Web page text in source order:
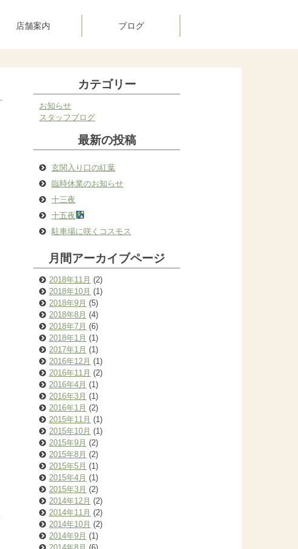
店舗案内 ブログ
カテゴリー
お知らせ
スタッフブログ
最新の投稿
玄関入り口の紅葉
臨時休業のお知らせ
十三夜
十五夜
駐車場に咲くコスモス
月間アーカイブページ
2018年11月 (2)
2018年10月 (1)
2018年9月 (5)
2018年8月 (4)
2018年7月 (6)
2018年1月 (1)
2017年1月 (1)
2016年12月 (1)
2016年11月 (2)
2016年4月 (1)
2016年3月 (1)
2016年1月 (2)
2015年11月 (1)
2015年10月 (1)
2015年9月 (2)
2015年8月 (2)
2015年5月 (1)
2015年4月 (1)
2015年3月 (2)
2014年12月 (2)
2014年11月 (2)
2014年10月 (2)
2014年9月 (1)